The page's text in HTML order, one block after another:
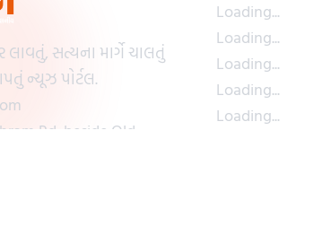
સત્યના માર્ગે ચાલતું
ન્યૂઝ પોર્ટલ.
Rd, beside Old
Loading...
Loading...
Loading...
Loading...
Loading...